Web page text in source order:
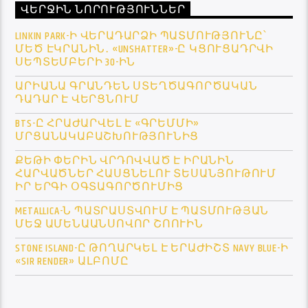
ՎԵՐՋԻՆ ՆՈՐՈՒԹՅՈՒՆՆԵՐ
LINKIN PARK-Ի ՎԵՐԱԴԱՐՁԻ ՊԱՏՄՈՒԹՅՈՒՆԸ՝
ՄԵԾ ԷԿՐԱՆԻՆ․ «UNSHATTER»-Ը ԿՑՈՒՑԱԴՐՎԻ
ՍԵՊՏԵՄԲԵՐԻ 30-ԻՆ
ԱՐԻԱՆԱ ԳՐԱՆԴԵՆ ՍՏԵՂԾԱԳՈՐԾԱԿԱՆ
ԴԱԴԱՐ Է ՎԵՐՑՆՈՒՄ
BTS-Ը ՀՐԱԺԱՐՎԵԼ Է «ԳՐԵՄՄԻ»
ՄՐՑԱՆԱԿԱԲԱՇԽՈՒԹՅՈՒՆԻՑ
ՔԵԹԻ ՓԵՐԻՆ ՎՐԴՈՎՎԱԾ Է ԻՐԱՆԻՆ
ՀԱՐՎԱԾՆԵՐ ՀԱՍՑՆԵԼՈՒ ՏԵՍԱՆՅՈՒԹՈՒՄ
ԻՐ ԵՐԳԻ ՕԳՏԱԳՈՐԾՈՒՄԻՑ
METALLICA-Ն ՊԱՏՐԱՍՏՎՈՒՄ Է ՊԱՏՄՈՒԹՅԱՆ
ՄԵՋ ԱՄԵՆԱԱՆՍՈՎՈՐ ՇՈՈՒԻՆ
STONE ISLAND-Ը ԹՈՂԱՐԿԵԼ Է ԵՐԱԺԻՇՏ NAVY BLUE-Ի
«SIR RENDER» ԱԼԲՈՄԸ